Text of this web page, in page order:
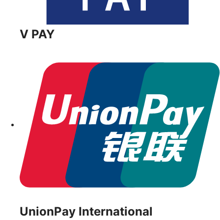
V PAY
UnionPay International